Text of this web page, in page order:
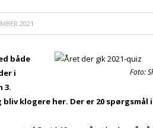
2021
Foto:
både
i
3.
klogere her. Der er 20 spørgsmål